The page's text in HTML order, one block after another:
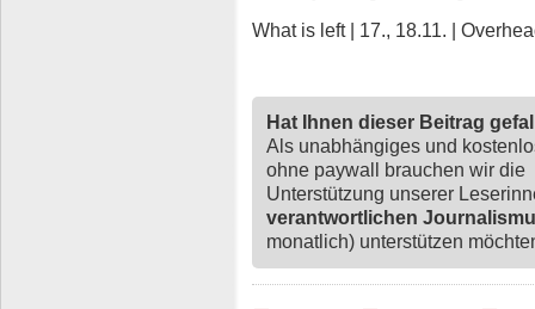
What is left | 17., 18.11. |
Hat Ihnen dieser Beitrag
Als unabhängiges und
ohne paywall brauchen wir die
Unterstützung unserer
verantwortlichen
monatlich) unterstützen